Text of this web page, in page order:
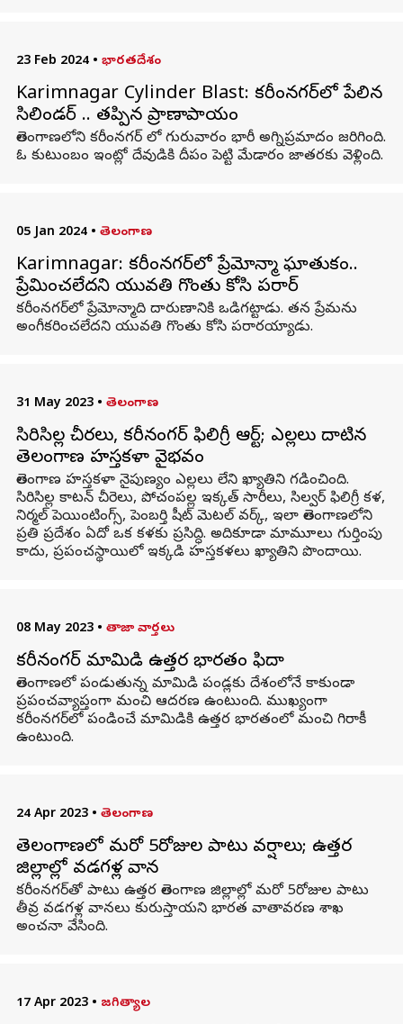
23 Feb 2024 • భారతదేశం
Karimnagar Cylinder Blast: కరీంనగర్‌లో పేలిన
సిలిండర్ .. తప్పిన ప్రాణాపాయం
తెలంగాణలోని కరీంనగర్ లో గురువారం భారీ అగ్నిప్రమాదం జరిగింది.
ఓ కుటుంబం ఇంట్లో దేవుడికి దీపం పెట్టి మేడారం జాతరకు వెళ్లింది.
05 Jan 2024 • తెలంగాణ
Karimnagar: కరీంనగర్‌లో ప్రేమోన్మాది ఘాతుకం..
ప్రేమించలేదని యువతి గొంతు కోసి పరార్
కరీంనగర్‌లో ప్రేమోన్మాది దారుణానికి ఒడిగట్టాడు. తన ప్రేమను
అంగీకరించలేదని యువతి గొంతు కోసి పరారయ్యాడు.
31 May 2023 • తెలంగాణ
సిరిసిల్ల చీరలు, కరీనంగర్ ఫిలిగ్రీ ఆర్ట్; ఎల్లలు దాటిన
తెలంగాణ హస్తకళా వైభవం
తెలంగాణ హస్తకళా నైపుణ్యం ఎల్లలు లేని ఖ్యాతిని గడించింది.
సిరిసిల్ల కాటన్ చీరెలు, పోచంపల్ల ఇక్కత్ సారీలు, సిల్వర్ ఫిలిగ్రీ కళ,
నిర్మల్ పెయింటింగ్స్, పెంబర్తి షీట్ మెటల్ వర్క్, ఇలా తెలంగాణలోని
ప్రతి ప్రదేశం ఏదో ఒక కళకు ప్రసిద్ధి. అదికూడా మామూలు గుర్తింపు
కాదు, ప్రపంచస్థాయిలో ఇక్కడి హస్తకళలు ఖ్యాతిని పొందాయి.
08 May 2023 • తాజా వార్తలు
కరీనంగర్ మామిడి ఉత్తర భారతం ఫిదా
తెలంగాణలో పండుతున్న మామిడి పండ్లకు దేశంలోనే కాకుండా
ప్రపంచవ్యాప్తంగా మంచి ఆదరణ ఉంటుంది. ముఖ్యంగా
కరీంనగర్‌లో పండించే మామిడికి ఉత్తర భారతంలో మంచి గిరాకీ
ఉంటుంది.
24 Apr 2023 • తెలంగాణ
తెలంగాణలో మరో 5రోజుల పాటు వర్షాలు; ఉత్తర
జిల్లాల్లో వడగళ్ల వాన
కరీంనగర్‌తో పాటు ఉత్తర తెలంగాణ జిల్లాల్లో మరో 5రోజుల పాటు
తీవ్ర వడగళ్ల వానలు కురుస్తాయని భారత వాతావరణ శాఖ
అంచనా వేసింది.
17 Apr 2023 • జగిత్యాల